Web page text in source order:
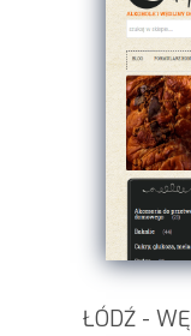
ŁÓDŹ -